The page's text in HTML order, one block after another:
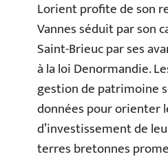
Lorient profite de son
Vannes séduit par son
Saint-Brieuc par ses
à la loi Denormandie.
gestion de patrimoine
données pour orienter
d’investissement de
terres bretonnes